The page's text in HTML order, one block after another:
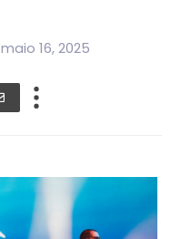
maio 16, 2025